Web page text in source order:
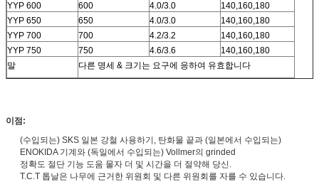
YYP 600
600 4.0/3.0
140,160,180
YYP 650
650 4.0/3.0
140,160,180
YYP 700
700 4.2/3.2
140,160,180
YYP 750
750 4.6/3.6
140,160,180
말
다른 명세 & 크기는 요구에 응하여 유효합니다
이점:
(수입되는) SKS 일본 강철 사용하기, 탄화물 끝과 (일본에서 수입되는)
ENOKIDA 기계와 (독일에서 수입되는) Vollmer의 grinded
정확도 절단 기능 도움 물자 더 및 시간을 더 절약해 당신.
T.C.T 톱날은 나무에 근거한 위원회 및 다른 위원회를 자를 수 있습니다.